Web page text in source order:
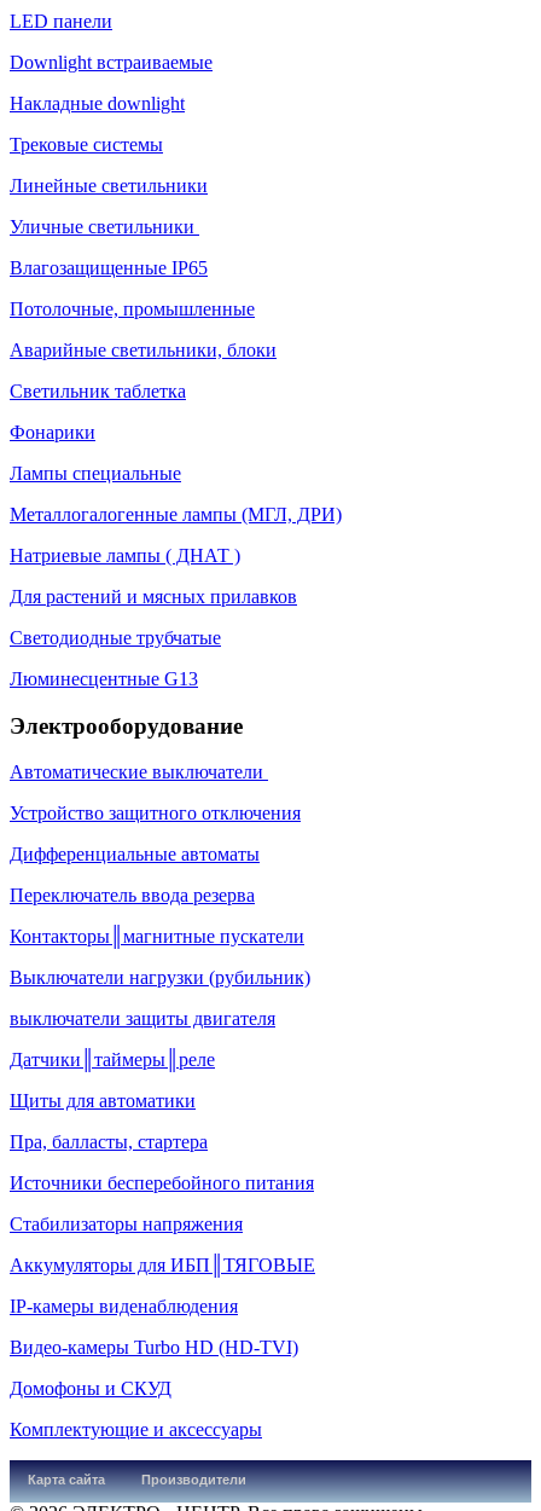
LED панели
Downlight встраиваемые
Накладные downlight
Трековые системы
Линейные светильники
Уличные светильники
Влагозащищенные IP65
Потолочные, промышленные
Аварийные светильники, блоки
Светильник таблетка
Фонарики
Лампы специальные
Металлогалогенные лампы (МГЛ, ДРИ)
Натриевые лампы ( ДНАТ )
Для растений и мясных прилавков
Светодиодные трубчатые
Люминесцентные G13
Электрооборудование
Автоматические выключатели
Устройство защитного отключения
Дифференциальные автоматы
Переключатель ввода резерва
Контакторы║магнитные пускатели
Выключатели нагрузки (рубильник)
выключатели защиты двигателя
Датчики║таймеры║реле
Щиты для автоматики
Пра, балласты, стартера
Источники бесперебойного питания
Стабилизаторы напряжения
Аккумуляторы для ИБП║ТЯГОВЫЕ
IP-камеры виденаблюдения
Видео-камеры Turbo HD (HD-TVI)
Домофоны и СКУД
Комплектующие и аксессуары
Карта сайта Производители